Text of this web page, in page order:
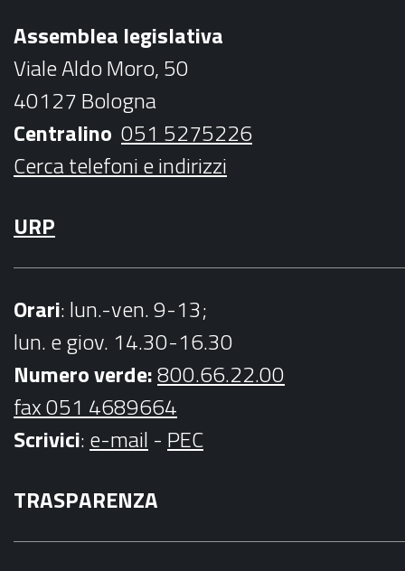
o
k
r
r
a
m
b
e
Assemblea legislativa
Viale Aldo Moro, 50
40127 Bologna
Centralino 051 5275226
Cerca telefoni e indirizzi
URP
Orari: lun.-ven. 9-13;
lun. e giov. 14.30-16.30
Numero verde:800.66.22.00
fax 051 4689664
Scrivici:e-mail - PEC
TRASPARENZA